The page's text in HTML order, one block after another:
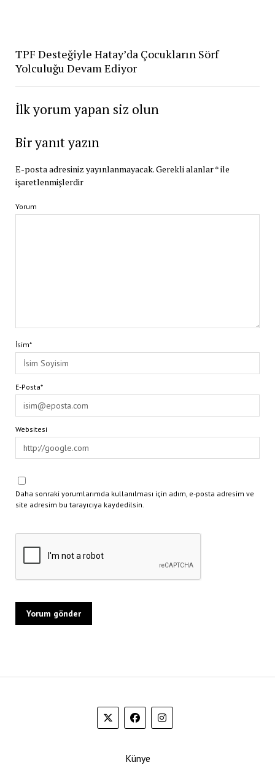
TPF Desteğiyle Hatay’da Çocukların Sörf
Yolculuğu Devam Ediyor
İlk yorum yapan siz olun
Bir yanıt yazın
E-posta adresiniz yayınlanmayacak.Gerekli alanlar*ile
işaretlenmişlerdir
Yorum
İsim*
E-Posta*
Websitesi
Daha sonraki yorumlarımda kullanılması için adım, e-posta adresim ve
site adresim bu tarayıcıya kaydedilsin.
Künye